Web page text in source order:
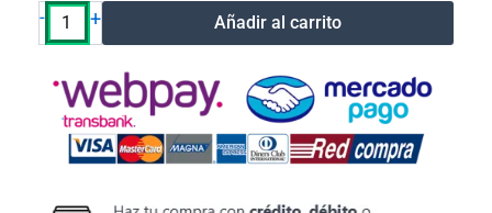
-Yellow
Original
+ Añadir al carrito